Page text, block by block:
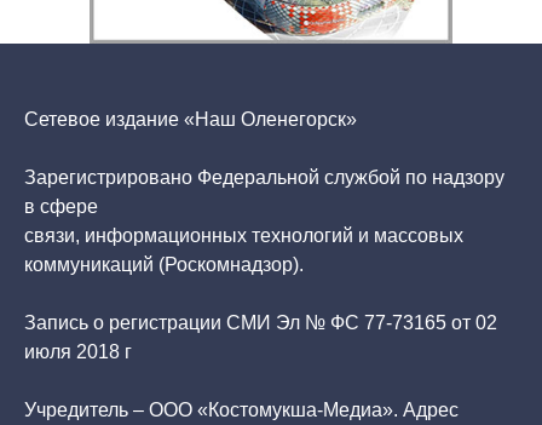
Сетевое издание «Наш Оленегорск»
Зарегистрировано Федеральной службой по надзору
в сфере
связи, информационных технологий и массовых
коммуникаций (Роскомнадзор).
Запись о регистрации СМИ Эл № ФС 77-73165 от 02
июля 2018 г
Учредитель – ООО «Костомукша-Медиа». Адрес